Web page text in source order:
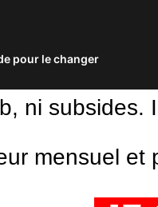
pour le changer
ni subsides.
mensuel et